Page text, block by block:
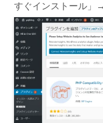
すぐインストール」